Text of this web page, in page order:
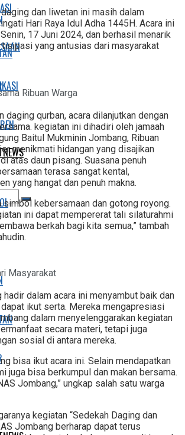
dan liwetan ini masih dalam
Hari Raya Idul Adha 1445H. Acara ini
17 Juni 2024, dan berhasil menarik
yang antusias dari masyarakat
Ribuan Warga
daging qurban, acara dilanjutkan dengan
kegiatan ini dihadiri oleh jamaah
Baitul Mukminin Jombang, Ribuan
menikmati hidangan yang disajikan
atas daun pisang. Suasana penuh
terasa sangat kental,
yang hangat dan penuh makna.
simbol kebersamaan dan gotong royong.
ini dapat mempererat tali silaturahmi
berkah bagi kita semua,” tambah
Masyarakat
hadir dalam acara ini menyambut baik dan
ikut serta. Mereka mengapresiasi
dalam menyelenggarakan kegiatan
secara materi, tetapi juga
sosial di antara mereka.
bisa ikut acara ini. Selain mendapatkan
juga bisa berkumpul dan makan bersama.
Jombang,” ungkap salah satu warga
kegiatan “Sedekah Daging dan
Jombang berharap dapat terus